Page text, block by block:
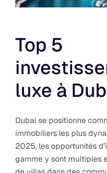
Top 5
luxe à
Dubai se positionne
immobiliers les plus
2025, les opportunités
gamme y sont multiples